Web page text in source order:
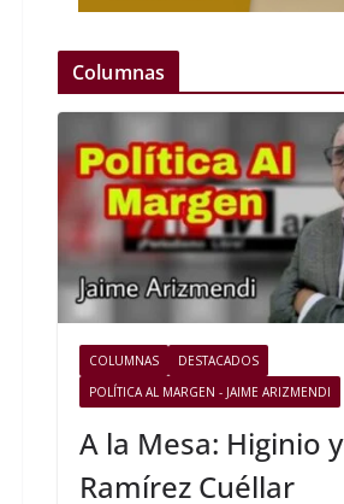
Columnas
COLUMNAS
DESTACADOS
POLÍTICA AL MARGEN - JAIME ARIZMENDI
A la Mesa: Higinio y
Ramírez Cuéllar